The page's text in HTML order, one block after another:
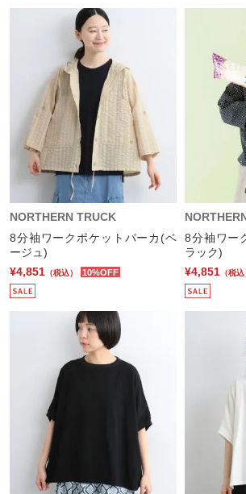
NORTHERN TRUCK
8分袖ワークポケットパーカ(ベ
ージュ)
¥4,851 （税込） 10%OFF
8分袖ワー
ラック)
¥4,851 （税込